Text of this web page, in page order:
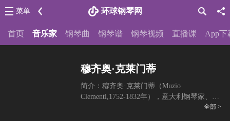
环球钢琴网
菜单
首页 音乐家 钢琴曲 钢琴谱 钢琴视频 直播课 App下
穆齐奥·克莱门蒂
简介：穆齐奥·克莱门蒂（Muzio
Clementi,1752-1832年），意大利钢琴家、作
曲家。他创造了一种新的钢琴弹奏技巧，他
全部 >